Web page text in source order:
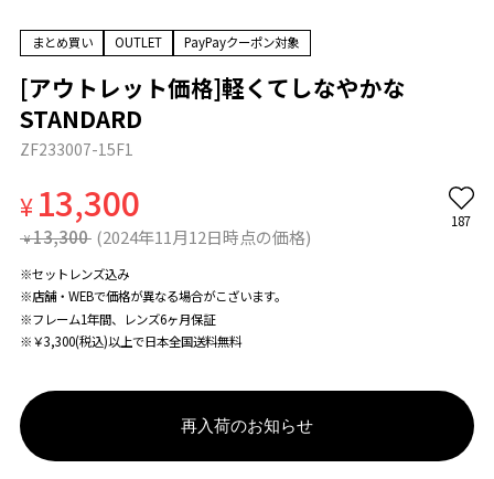
まとめ買い OUTLET PayPayクーポン対象
[アウトレット価格]軽くてしなやかな
STANDARD
ZF233007-15F1
¥13,300
¥ 13,300 (2024年11月12日時点の価格)
187
※セットレンズ込み
※店舗・WEBで価格が異なる場合がこざいます。
※フレーム1年間、レンズ6ヶ月保証
※￥3,300(税込)以上で日本全国送料無料
再入荷のお知らせ